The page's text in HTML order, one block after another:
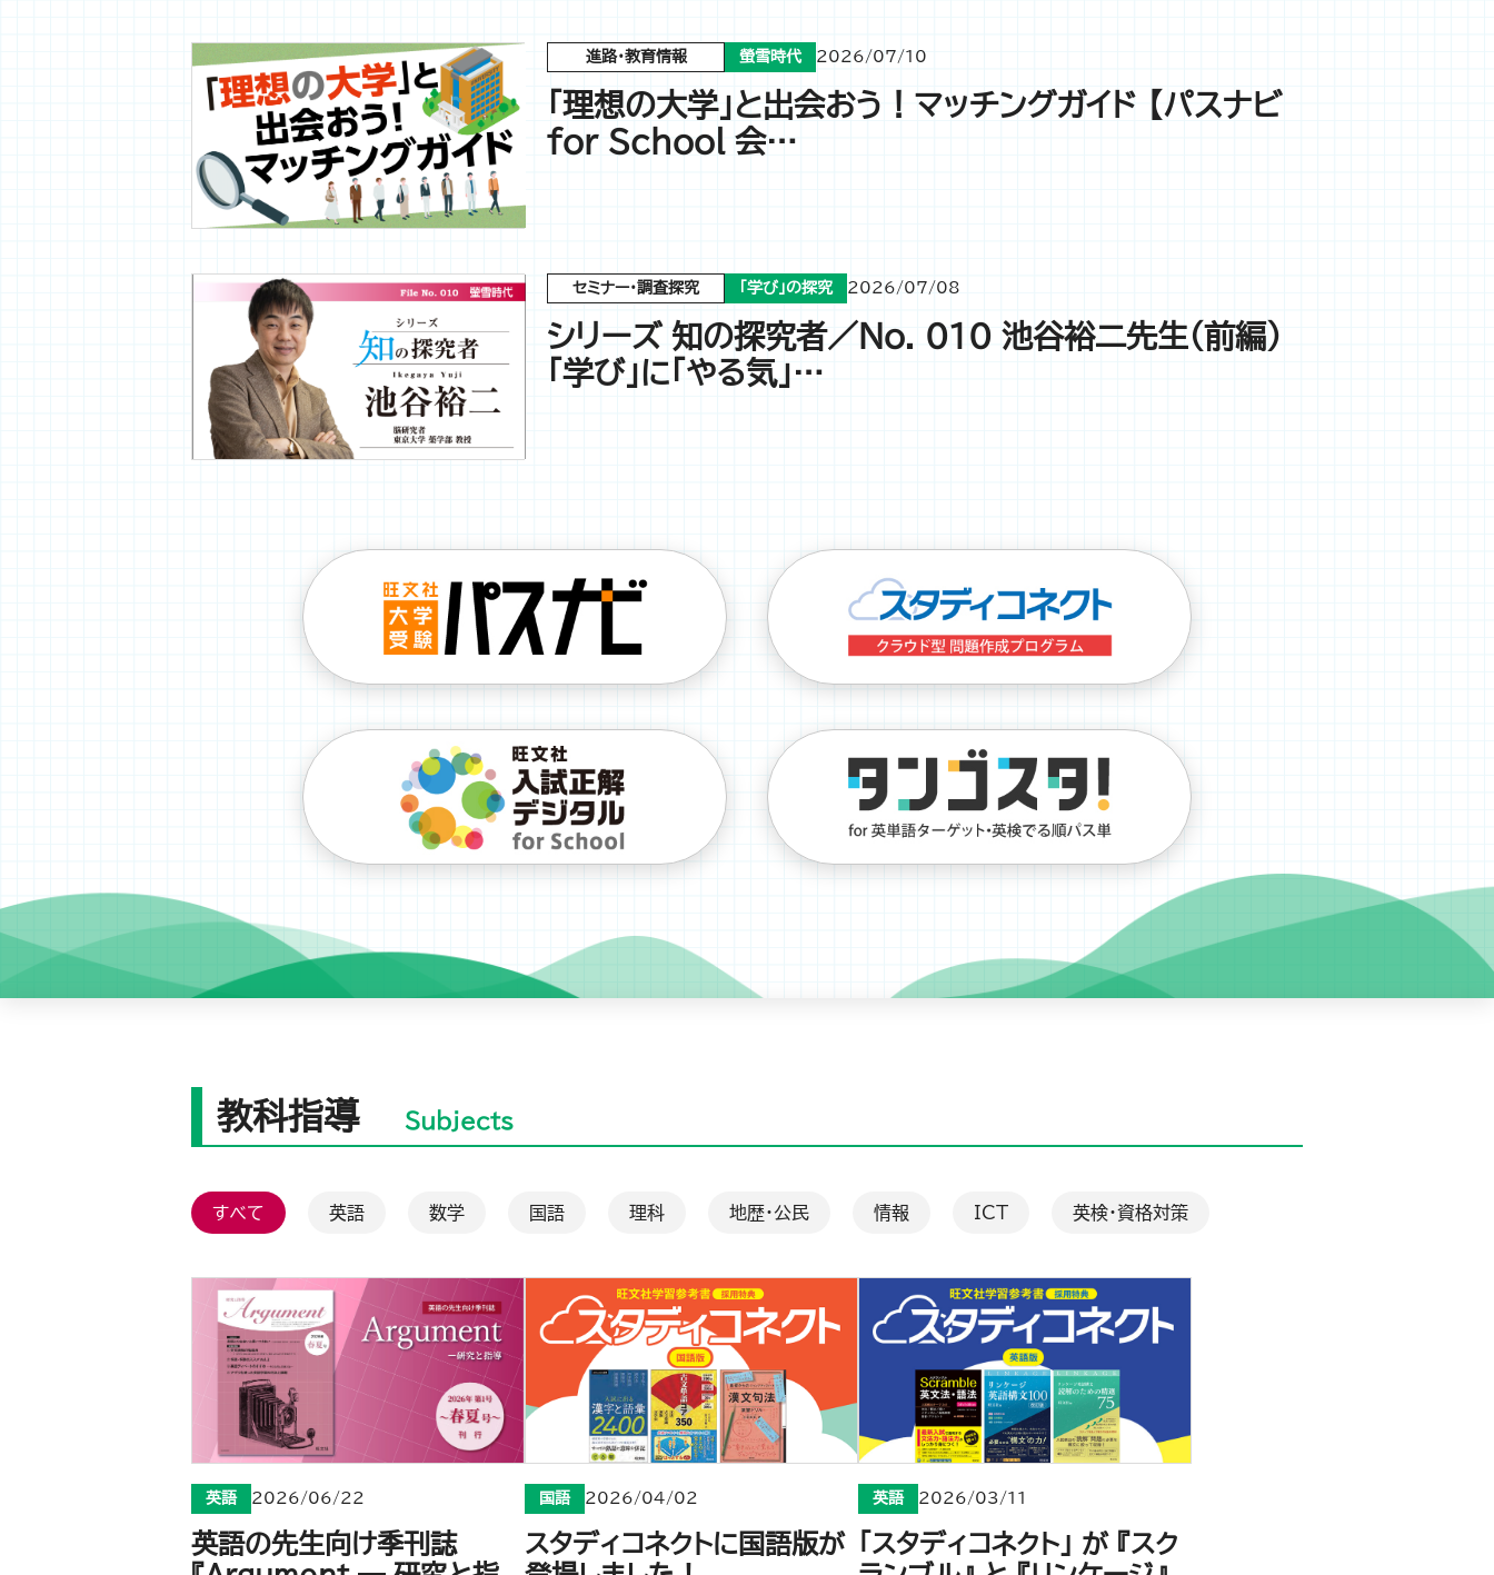
進路・教育情報 螢雪時代 2026/07/10
「理想の大学」と出会おう！マッチングガイド 【パスナビ
for School 会…
セミナー・調査探究 「学び」の探究 2026/07/08
シリーズ 知の探究者／No. 010 池谷裕二先生（前編）
｢学び」に「やる気」…
教科指導 Subjects
すべて 英語 数学 国語 理科 地歴・公民 情報 ICT 英検・資格対策
英語 2026/06/22
英語の先生向け季刊誌
国語 2026/04/02
スタディコネクトに国語版が
英語 2026/03/11
「スタディコネクト」 が 『スク